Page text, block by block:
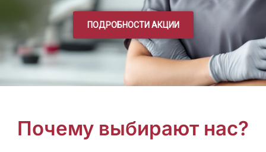
ПОДРОБНОСТИ АКЦИИ
Почему выбирают нас?